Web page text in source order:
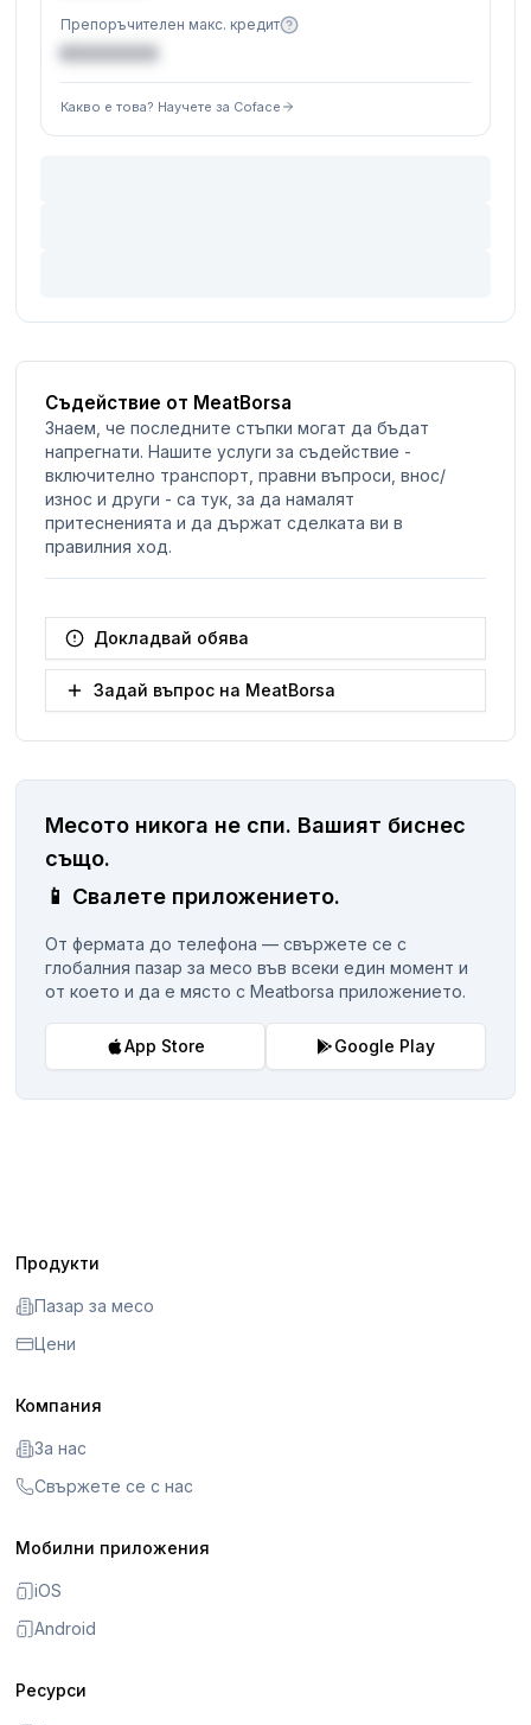
Препоръчителен макс. кредит
€XXXXXX
Какво е това? Научете за Coface
Съдействие от MeatBorsa
Знаем, че последните стъпки могат да бъдат
напрегнати. Нашите услуги за съдействие -
включително транспорт, правни въпроси, внос/
износ и други - са тук, за да намалят
притесненията и да държат сделката ви в
правилния ход.
Докладвай обява
Задай въпрос на MeatBorsa
Месото никога не спи. Вашият биснес
същo.
📱 Свалете приложението.
От фермата до телефона — свържете се с
глобалния пазар за месо във всеки един момент и
от което и да е място с Meatborsa приложението.
App Store Google Play
Продукти
Пазар за месо
Цени
Компания
За нас
Свържете се с нас
Мобилни приложения
iOS
Android
Ресурси